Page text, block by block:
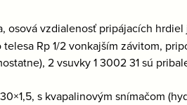
osová vzdialenosť pripájacích hrdiel
Rp 1/2 vonkajším závitom,
2 vsuvky 1 3002 31 sú
s kvapalinovým snímačom